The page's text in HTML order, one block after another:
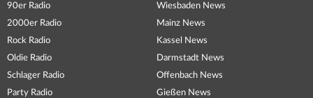
90er Radio
2000er Radio
Rock Radio
Oldie Radio
Schlager Radio
Party Radio
Wiesbaden News
Mainz News
Kassel News
Darmstadt News
Offenbach News
Gießen News